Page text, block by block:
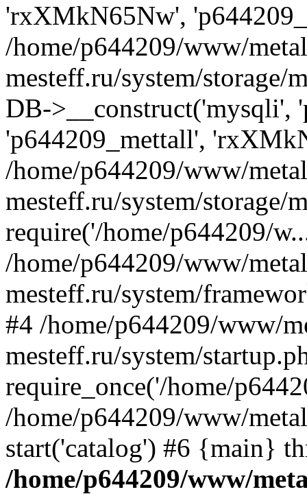
'rxXMkN65Nw',
/home/p644209/www/
mesteff.ru/system/
DB->__construct('mysqli',
'p644209_mettall',
/home/p644209/www/
mesteff.ru/system/
require('/home/p644209/
/home/p644209/www/
mesteff.ru/system/
#4 /home/p644209/www/
mesteff.ru/system/
require_once('/home/
/home/p644209/www/
start('catalog') #6 {main}
/home/p644209/www/